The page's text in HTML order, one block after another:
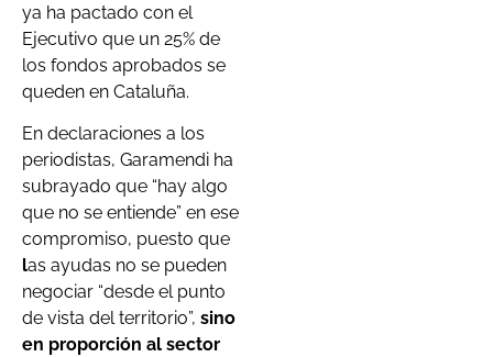
ya ha pactado con el
Ejecutivo que un 25% de
los fondos aprobados se
queden en Cataluña.
En declaraciones a los
periodistas, Garamendi ha
subrayado que “hay algo
que no se entiende” en ese
compromiso, puesto que
las ayudas no se pueden
negociar “desde el punto
de vista del territorio”, sino
en proporción al sector